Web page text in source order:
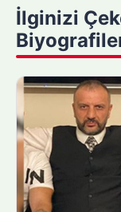
y
a
p
n
İlginizi